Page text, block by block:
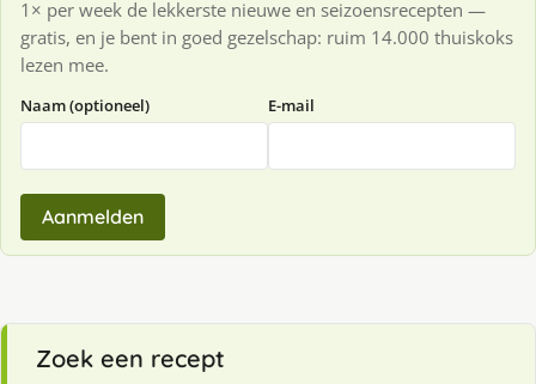
1× per week de lekkerste nieuwe en seizoensrecepten —
gratis, en je bent in goed gezelschap: ruim 14.000 thuiskoks
lezen mee.
Naam (optioneel) E-mail
Aanmelden
Zoek een recept